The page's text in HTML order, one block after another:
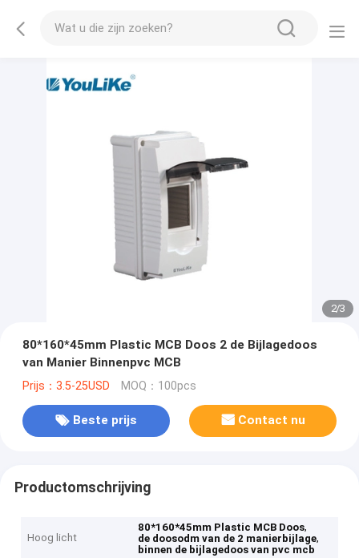
2/3
80*160*45mm Plastic MCB Doos 2 de Bijlagedoos
van Manier Binnenpvc MCB
Prijs：3.5-25USD MOQ：100pcs
Beste prijs Contact nu
Productomschrijving
Hoog licht
80*160*45mm Plastic MCB Doos,
de doosodm van de 2 manierbijlage,
binnen de bijlagedoos van pvc mcb